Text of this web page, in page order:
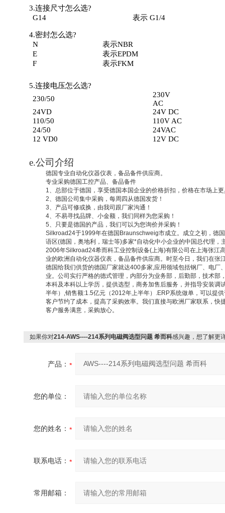
3.连接尺寸怎么选?
G14
表示 G1/4
4.密封怎么选?
N
表示NBR
E
表示EPDM
F
表示FKM
5.连接电压怎么选?
230/50
230V
AC
24VD
24V DC
110/50
110V AC
24/50
24VAC
12 VD0
12V DC
e.公司介绍
德国专业自动化仪器仪表，备品备件供应商。
专业采购德国工控产品、备品备件
1、总部位于德国，享受德国本国企业的价格折扣，价格在市场上
2、德国公司集中采购，每周四从德国发货！
3、产品可修或换，由我司跟厂家沟通！
4、不易寻找品牌、小金额，我们同样为您采购！
5、只要是德国的产品，我们可以为您询价并采购！
Silkroad24于1999年在德国 Braunschweig市成立。成立之初，德国
语区(德国，奥地利，瑞士等)多家*自动化中小企业的中国总代理，
2006年Silkroad24希而科工业控制设备(上海)有限公司在上海张江
业的欧洲自动化仪器仪表，备品备件供应商。时至今日，我们在张
德国给我们供货的德国厂家就达400多家,应用领域包括钢厂、电厂
业。公司实行严格的德式管理，内部分为业务部，后勤部，技术部
本科及本科以上学历，提供选型，商务加售后服务，并指导安装调
半年） ,销售额:1.5亿元（2012年上半年） .ERP系统做单，可以提
客户节约了成本，提高了采购效率。我们直接与欧洲厂家联系，快
客户服务满意，采购放心。
如果你对214-AWS----214系列电磁阀选型问题 希而科感兴趣，想了解更
产品：
您的单位：
您的姓名：
联系电话：
常用邮箱：